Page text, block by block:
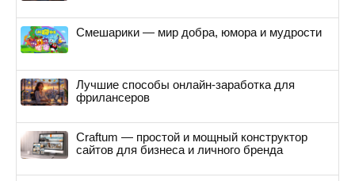
Смешарики — мир добра, юмора и мудрости
Лучшие способы онлайн-заработка для
фрилансеров
Craftum — простой и мощный конструктор
сайтов для бизнеса и личного бренда